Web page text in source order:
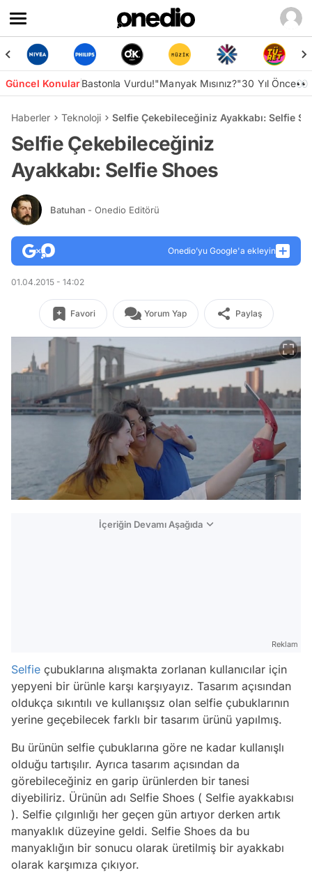
Güncel KonularBastonla Vurdu!"Manyak Mısınız?"30 Yıl Önce👀
Haberler Teknoloji Selfie Çekebileceğiniz Ayakkabı: Selfie
Selfie Çekebileceğiniz
Ayakkabı: Selfie Shoes
Batuhan - Onedio Editörü
Onedio’yu Google'a ekleyin
01.04.2015 - 14:02
Favori Yorum Yap Paylaş
İçeriğin Devamı Aşağıda
Reklam
Selfie çubuklarına alışmakta zorlanan kullanıcılar için
yepyeni bir ürünle karşı karşıyayız. Tasarım açısından
oldukça sıkıntılı ve kullanışsız olan selfie çubuklarının
yerine geçebilecek farklı bir tasarım ürünü yapılmış.
Bu ürünün selfie çubuklarına göre ne kadar kullanışlı
olduğu tartışılır. Ayrıca tasarım açısından da
görebileceğiniz en garip ürünlerden bir tanesi
diyebiliriz. Ürünün adı Selfie Shoes ( Selfie ayakkabısı
). Selfie çılgınlığı her geçen gün artıyor derken artık
manyaklık düzeyine geldi. Selfie Shoes da bu
manyaklığın bir sonucu olarak üretilmiş bir ayakkabı
olarak karşımıza çıkıyor.